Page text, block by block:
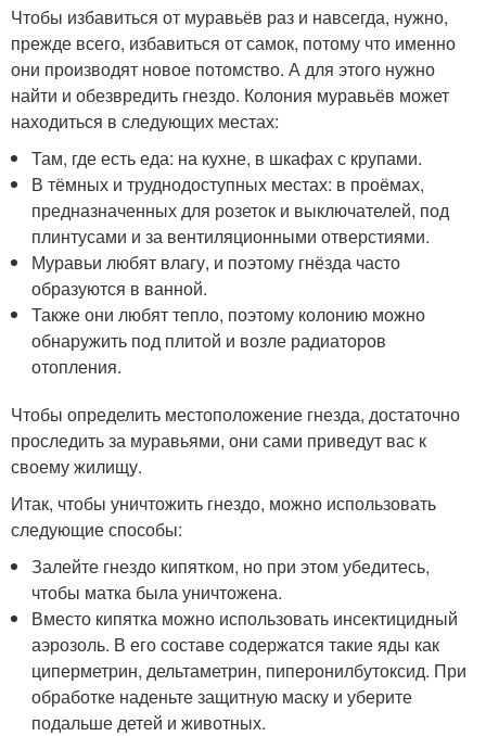
Чтобы избавиться от муравьёв раз и навсегда, нужно,
прежде всего, избавиться от самок, потому что именно
они производят новое потомство. А для этого нужно
найти и обезвредить гнездо. Колония муравьёв может
находиться в следующих местах:
Там, где есть еда: на кухне, в шкафах с крупами.
В тёмных и труднодоступных местах: в проёмах,
предназначенных для розеток и выключателей, под
плинтусами и за вентиляционными отверстиями.
Муравьи любят влагу, и поэтому гнёзда часто
образуются в ванной.
Также они любят тепло, поэтому колонию можно
обнаружить под плитой и возле радиаторов
отопления.
Чтобы определить местоположение гнезда, достаточно
проследить за муравьями, они сами приведут вас к
своему жилищу.
Итак, чтобы уничтожить гнездо, можно использовать
следующие способы:
Залейте гнездо кипятком, но при этом убедитесь,
чтобы матка была уничтожена.
Вместо кипятка можно использовать инсектицидный
аэрозоль. В его составе содержатся такие яды как
циперметрин, дельтаметрин, пиперонилбутоксид. При
обработке наденьте защитную маску и уберите
подальше детей и животных.